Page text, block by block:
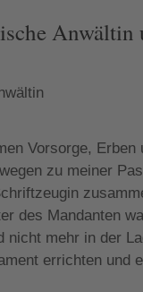
Vorsorge,
zu meiner
des Mandanten
mehr in der
errichten und